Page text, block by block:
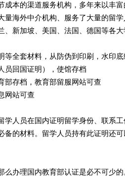
成本的渠道服务机构，多年来以丰富
量海外中介机构、服务了大量的留
、新加坡、美国、法国、德国等各大
等全套材料，从防伪到印刷，水印底
员回国证明），使馆存档
部存档，教育部留服网站可查
网站可查
学人员在国内证明留学身份、联系
备的材料。留学人员持有此证明还
么办理国内教育部认证是必不可少